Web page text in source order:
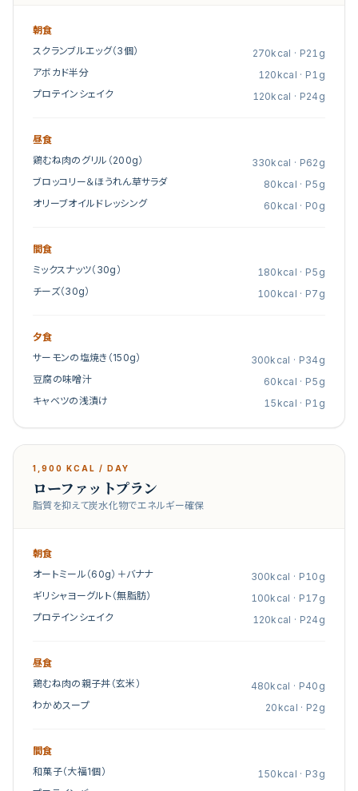
朝食
スクランブルエッグ（3個）
270kcal · P21 g
アボカド半分
120 kcal · P 1 g
プロテインシェイク
120kcal · P24 g
昼食
鶏むね肉のグリル（200g）
330kcal · P62 g
ブロッコリー＆ほうれん草サラダ
80 kcal · P5 g
オリーブオイルドレッシング
60 kcal · P0 g
間食
ミックスナッツ（30g）
180 kcal · P5 g
チーズ（30g）
100 kcal · P7 g
夕食
サーモンの塩焼き（150g）
300kcal · P34 g
豆腐の味噌汁
60 kcal · P5 g
キャベツの浅漬け
15 kcal · P 1 g
1,900 KCAL / DAY
ローファットプラン
脂質を抑えて炭水化物でエネルギー確保
朝食
オートミール（60g）＋バナナ
300kcal · P 10 g
ギリシャヨーグルト（無脂肪）
100kcal · P 17 g
プロテインシェイク
120kcal · P24 g
昼食
鶏むね肉の親子丼（玄米）
480kcal · P40 g
わかめスープ
20 kcal · P2 g
間食
和菓子（大福1個）
150 kcal · P3 g